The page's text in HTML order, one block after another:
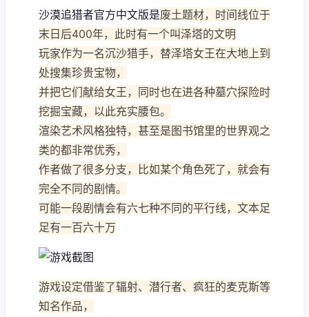
沙漠追猎者官方中文版是废土题材，时间线位于
末日后400年，此时有一个叫泽塔的文明
玩家作为一名沉沙猎手，替泽塔女王在大地上到
处搜集珍贵宝物，
并把它们献给女王，同时也在进各种墓穴探险时
挖掘宝藏，以此充实腰包。
渲染艺术风格独特，甚至是图书馆里的世界观之
类的都非常优秀，
作者做了很多分支，比如某个角色死了，就会有
完全不同的剧情。
可能一段剧情会有六七种不同的平行线，文本足
足有一百六十万
游戏设定借鉴了辐射、潜行者、疯狂的麦克斯等
知名作品，